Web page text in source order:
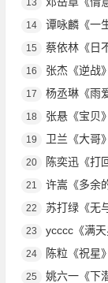
13
14 谭咏麟《一
15 蔡依林《日
16 张杰《逆战
17 杨丞琳《雨
18 张悬《宝贝
19 卫兰《大哥
20 陈奕迅《打
21 许嵩《多余
22 苏打绿《无
23 ycccc《满
24 陈粒《祝星
25 姚六一《下